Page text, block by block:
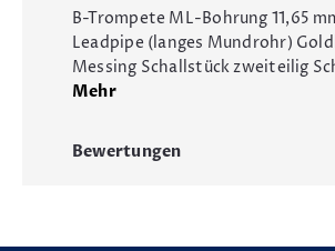
B-Trompete ML-Bohrung 11,65
Leadpipe (langes Mundrohr)
Messing Schallstück zweiteilig
Mehr
Bewertungen